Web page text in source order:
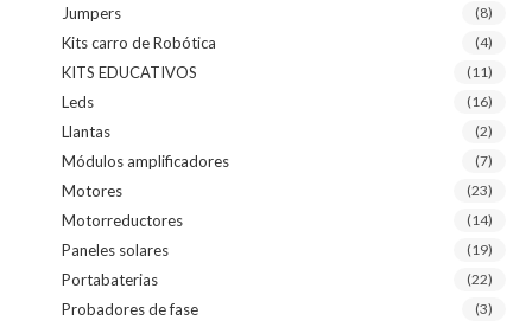
Jumpers (8)
Kits carro de Robótica (4)
KITS EDUCATIVOS (11)
Leds (16)
Llantas (2)
Módulos amplificadores (7)
Motores (23)
Motorreductores (14)
Paneles solares (19)
Portabaterias (22)
Probadores de fase (3)